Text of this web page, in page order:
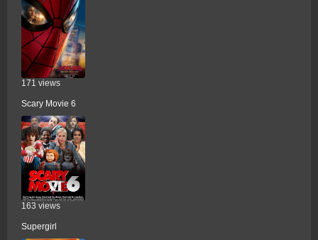
171 views
Scary Movie 6
163 views
Supergirl